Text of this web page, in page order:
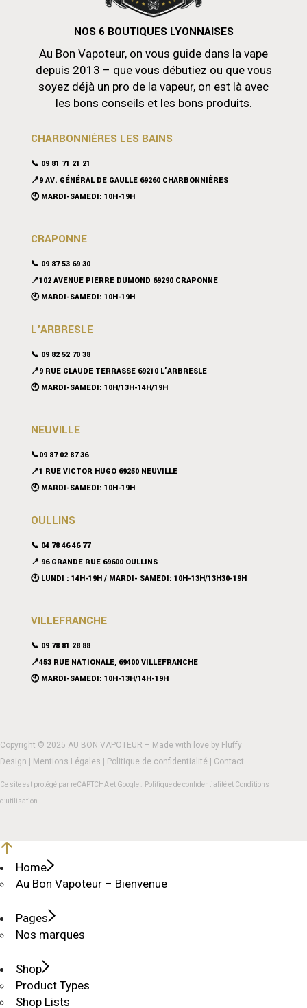
NOS 6 BOUTIQUES LYONNAISES
Au Bon Vapoteur, on vous guide dans la vape
depuis 2013 – que vous débutiez ou que vous
soyez déjà un pro de la vapeur, on est là avec
les bons conseils et les bons produits.
CHARBONNIÈRES LES BAINS
📞 09 81 71 21 21
📍9 AV. GÉNÉRAL DE GAULLE 69260 CHARBONNIÈRES
🕙 MARDI-SAMEDI: 10H-19H
CRAPONNE
📞 09 87 53 69 30
📍102 AVENUE PIERRE DUMOND 69290 CRAPONNE
🕙 MARDI-SAMEDI: 10H-19H
L’ARBRESLE
📞 09 82 52 70 38
📍9 RUE CLAUDE TERRASSE 69210 L’ARBRESLE
🕙 MARDI-SAMEDI: 10H/13H-14H/19H
NEUVILLE
📞09 87 02 87 36
📍1 RUE VICTOR HUGO 69250 NEUVILLE
🕙 MARDI-SAMEDI: 10H-19H
OULLINS
📞 04 78 46 46 77
📍 96 GRANDE RUE 69600 OULLINS
🕙 LUNDI : 14H-19H / MARDI- SAMEDI: 10H-13H/13H30-19H
VILLEFRANCHE
📞 09 78 81 28 88
📍453 RUE NATIONALE, 69400 VILLEFRANCHE
🕙 MARDI-SAMEDI: 10H-13H/14H-19H
Copyright © 2025 AU BON VAPOTEUR – Made with love by Fluffy
Design | Mentions Légales | Politique de confidentialité | Contact
Ce site est protégé par reCAPTCHA et Google : Politique de confidentialitéet Conditions
d’utilisation
Home
Au Bon Vapoteur – Bienvenue
Pages
Nos marques
Shop
Product Types
Shop Lists